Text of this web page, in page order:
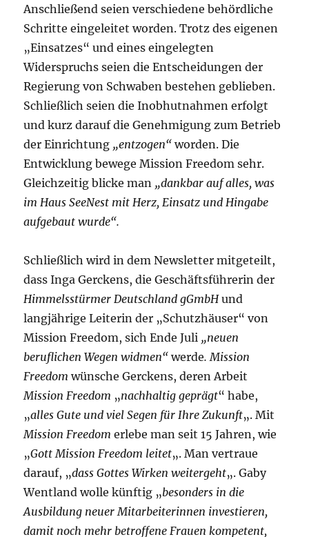
Anschließend seien verschiedene behördliche
Schritte eingeleitet worden. Trotz des eigenen
„Einsatzes“ und eines eingelegten
Widerspruchs seien die Entscheidungen der
Regierung von Schwaben bestehen geblieben.
Schließlich seien die Inobhutnahmen erfolgt
und kurz darauf die Genehmigung zum Betrieb
der Einrichtung „entzogen“worden. Die
Entwicklung bewege Mission Freedom sehr.
Gleichzeitig blicke man „dankbar auf alles, was
im Haus SeeNest mit Herz, Einsatz und Hingabe
aufgebaut wurde“.
Schließlich wird in dem Newsletter mitgeteilt,
dass Inga Gerckens, die Geschäftsführerin der
Himmelsstürmer Deutschland gGmbHund
langjährige Leiterin der „Schutzhäuser“ von
Mission Freedom, sich Ende Juli „neuen
beruflichen Wegen widmen“werde. Mission
Freedomwünsche Gerckens, deren Arbeit
Mission Freedom „nachhaltig geprägt“ habe,
„alles Gute und viel Segen für Ihre Zukunft„. Mit
Mission Freedom erlebe man seit 15 Jahren, wie
„Gott Mission Freedom leitet„. Man vertraue
darauf, „dass Gottes Wirken weitergeht„. Gaby
Wentland wolle künftig „besonders in die
Ausbildung neuer Mitarbeiterinnen investieren,
damit noch mehr betroffene Frauen kompetent,